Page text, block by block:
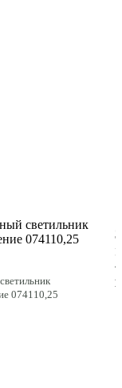
074110,25
В